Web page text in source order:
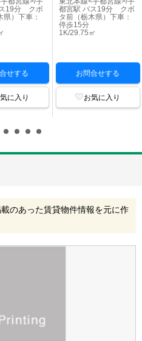
19分 クボ
県）下車：
せする
に入り
都宮駅 バス19分 クボ
タ前（栃木県）下車：
停歩15分
1K/29.75㎡
お問合せする
お気に入り
のあった賃貸物件情報を元に作